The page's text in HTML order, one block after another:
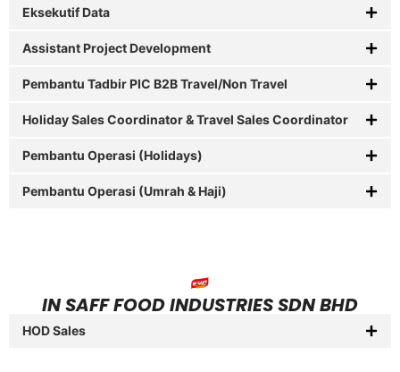
Eksekutif Data
Assistant Project Development
Pembantu Tadbir PIC B2B Travel/Non Travel
Holiday Sales Coordinator & Travel Sales Coordinator
Pembantu Operasi (Holidays)
Pembantu Operasi (Umrah & Haji)
IN SAFF FOOD INDUSTRIES SDN BHD
HOD Sales